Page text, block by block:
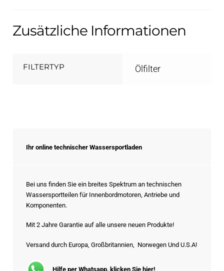
Zusätzliche Informationen
FILTERTYP Ölfilter
Ihr online technischer Wassersportladen
Bei uns finden Sie ein breites Spektrum an technischen
Wassersportteilen für Innenbordmotoren, Antriebe und
Komponenten.
Mit 2 Jahre Garantie auf alle unsere neuen Produkte!
Versand durch Europa, Großbritannien, Norwegen Und U.S.A!
Hilfe per Whatsapp, klicken Sie hier!